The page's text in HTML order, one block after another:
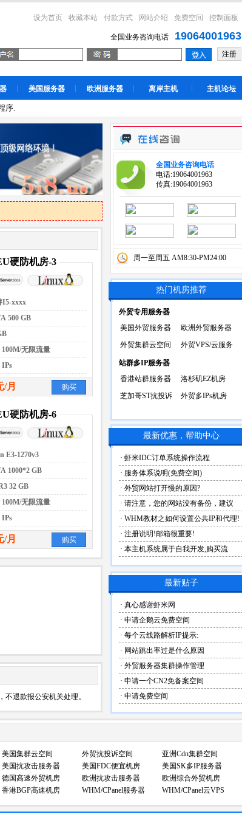
设为首页 收藏本站 付款方式 网站介绍 免费空间 控制面板
全国业务咨询电话 19064001963
注册
美国服务器 欧洲服务器 离岸主机 主机论坛
序.
硬防机房-3
I5-xxxx
500 GB
无限流量
IPs
/月 购买
硬防机房-6
E3-1270v3
1000*2 GB
32 GB
无限流量
IPs
/月 购买
退款报公安机关处理。
全国业务咨询电话
电话:19064001963
传真:19064001963
周一至周五 AM8:30-PM24:00
热门机房推荐
外贸专用服务器
美国外贸服务器
欧洲外贸服务器
外贸集群云空间
外贸VPS/云服务
站群多IP服务器
香港站群服务器
洛杉矶EZ机房
芝加哥ST抗投诉
外贸多IPs机房
最新优惠，帮助中心
· 虾米IDC订单系统操作流程
· 服务体系说明(免费空间)
· 外贸网站打开慢的原因?
· 请注意，您的网站没有备份，建议
· WHM教材之如何设置公共IP和代理!
· 注册说明!邮箱很重要!
· 本主机系统属于自我开发,购买流
最新贴子
· 真心感谢虾米网
· 申请企鹅云免费空间
· 每个云线路解析IP提示:
· 网站跳出率过是什么原因
· 外贸服务器集群操作管理
· 申请一个CN2免备案空间
· 申请免费空间
美国集群云空间 外贸抗投诉空间
亚洲Cdn集群空间
美国抗攻击服务器 美国FDC便宜机房
美国SK多IP服务器
德国高速外贸机房 欧洲抗攻击服务器
欧洲综合外贸机房
香港BGP高速机房 WHM/CPanel服务器 WHM/CPanel云VPS